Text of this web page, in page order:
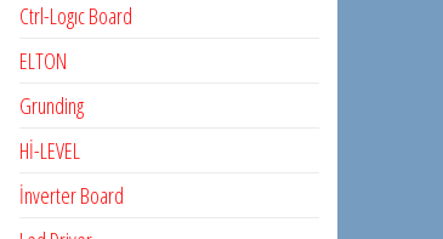
Ctrl-Logıc Board
ELTON
Grunding
Hİ-LEVEL
İnverter Board